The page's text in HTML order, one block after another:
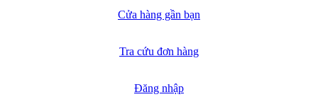
Cửa hàng gần bạn
Tra cứu đơn hàng
Đăng nhập